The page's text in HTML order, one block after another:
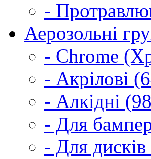
-
Аерозольні
- Chrome
- Акрілові
- Алкідні
- Для
- Для